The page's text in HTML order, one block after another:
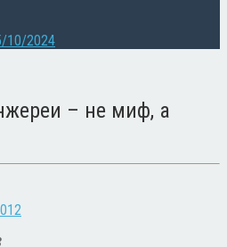
10/2024
– не миф, а